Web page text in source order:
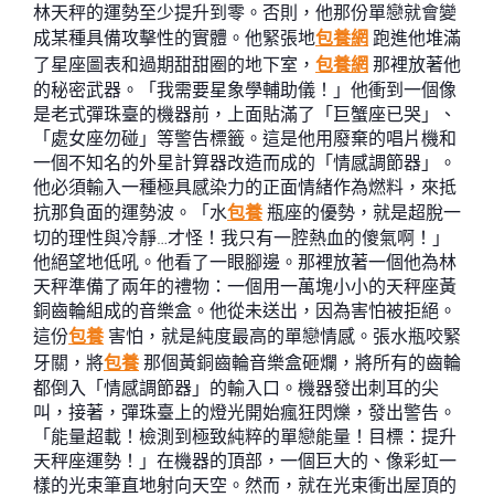
林天秤的運勢至少提升到零。否則，他那份單戀就會變
成某種具備攻擊性的實體。他緊張地包養網 跑進他堆滿
了星座圖表和過期甜甜圈的地下室， 包養網 那裡放著他
的秘密武器。「我需要星象學輔助儀！」他衝到一個像
是老式彈珠臺的機器前，上面貼滿了「巨蟹座已哭」、
「處女座勿碰」等警告標籤。這是他用廢棄的唱片機和
一個不知名的外星計算器改造而成的「情感調節器」。
他必須輸入一種極具感染力的正面情緒作為燃料，來抵
抗那負面的運勢波。「水包養 瓶座的優勢，就是超脫一
切的理性與冷靜…才怪！我只有一腔熱血的傻氣啊！」
他絕望地低吼。他看了一眼腳邊。那裡放著一個他為林
天秤準備了兩年的禮物：一個用一萬塊小小的天秤座黃
銅齒輪組成的音樂盒。他從未送出，因為害怕被拒絕。
這份包養 害怕，就是純度最高的單戀情感。張水瓶咬緊
牙關，將包養 那個黃銅齒輪音樂盒砸爛，將所有的齒輪
都倒入「情感調節器」的輸入口。機器發出刺耳的尖
叫，接著，彈珠臺上的燈光開始瘋狂閃爍，發出警告。
「能量超載！檢測到極致純粹的單戀能量！目標：提升
天秤座運勢！」在機器的頂部，一個巨大的、像彩虹一
樣的光束筆直地射向天空。然而，就在光束衝出屋頂的